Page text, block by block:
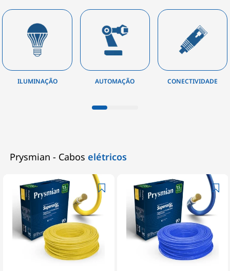
AUTOMAÇÃO CONECTIVIDADE INSTALAÇÃO
Prysmian - Cabos elétricos